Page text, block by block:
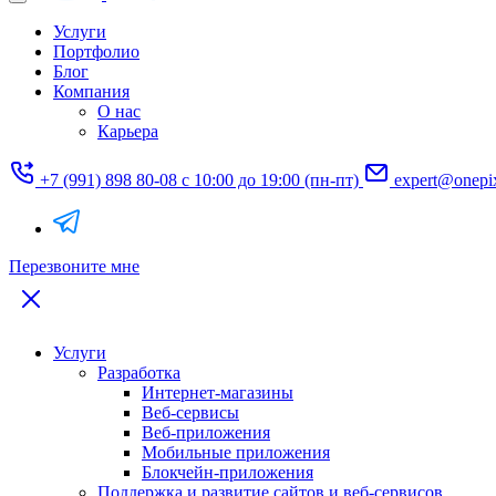
Услуги
Портфолио
Блог
Компания
О нас
Карьера
+7 (991) 898 80-08 с 10:00 до 19:00 (пн-пт)
Перезвоните мне
Услуги
Разработка
Интернет-магазины
Веб-сервисы
Веб-приложения
Мобильные приложения
Блокчейн-приложения
Поддержка и развитие сайтов и веб-сервисов